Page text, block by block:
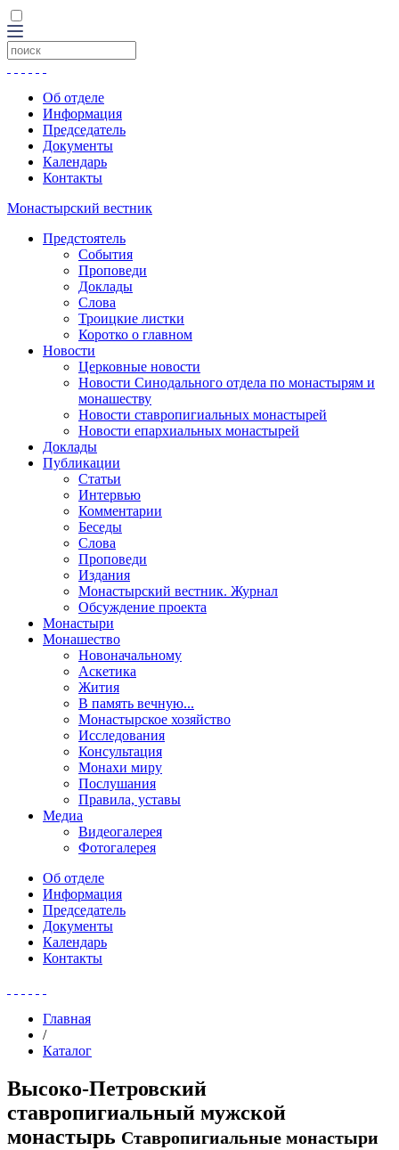
Об отделе
Информация
Председатель
Документы
Календарь
Контакты
Монастырский вестник
Предстоятель
События
Проповеди
Доклады
Слова
Троицкие листки
Коротко о главном
Новости
Церковные новости
Новости Синодального отдела по монастырям и
монашеству
Новости ставропигиальных монастырей
Новости епархиальных монастырей
Доклады
Публикации
Статьи
Интервью
Комментарии
Беседы
Слова
Проповеди
Издания
Монастырский вестник. Журнал
Обсуждение проекта
Монастыри
Монашество
Новоначальному
Аскетика
Жития
В память вечную...
Монастырское хозяйство
Исследования
Консультация
Монахи миру
Послушания
Правила, уставы
Медиа
Видеогалерея
Фотогалерея
Об отделе
Информация
Председатель
Документы
Календарь
Контакты
Главная
/
Каталог
Высоко-Петровский
ставропигиальный мужской
монастырь Ставропигиальные монастыри